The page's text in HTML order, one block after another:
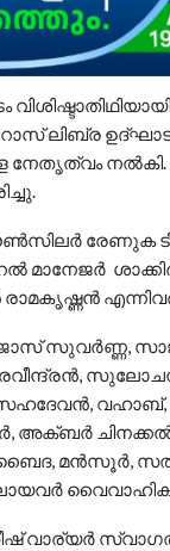
ലിബ്ര
നൽകി.
രേണുക
മാനേജർ
സുവർണ്ണ,
സുലോചന
സഹദേവൻ,
അക്ബർ
മൻസൂർ,
വാര്യർ